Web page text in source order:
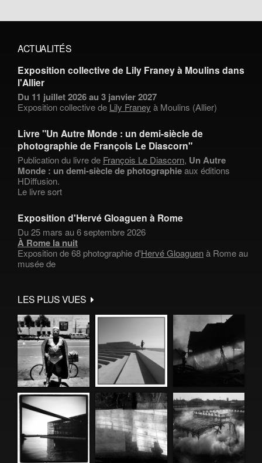
ACTUALITÉS
Exposition collective de Lily Franey à Moulins dans
l'Allier
Du 11 juillet 2026 au 3 janvier 2027
Exposition collective de Lily Franey à Moulins (Allier)
Livre "Un Autre Monde : un demi-siècle de
photographie de François Le Diascorn"
Publication du livre de François Le Diascorn, Un Autre
Monde : un demi-siècle de photographieaux éditions
HDiffusion.
Le livre sort
Exposition d'Hervé Gloaguen à Rome
Du 25 mars au 6 septembre 2026
À Rome la nuit
Exposition de 68 photographie d'Hervé Gloaguenà Rome au
musée de
LES PLUS VUES